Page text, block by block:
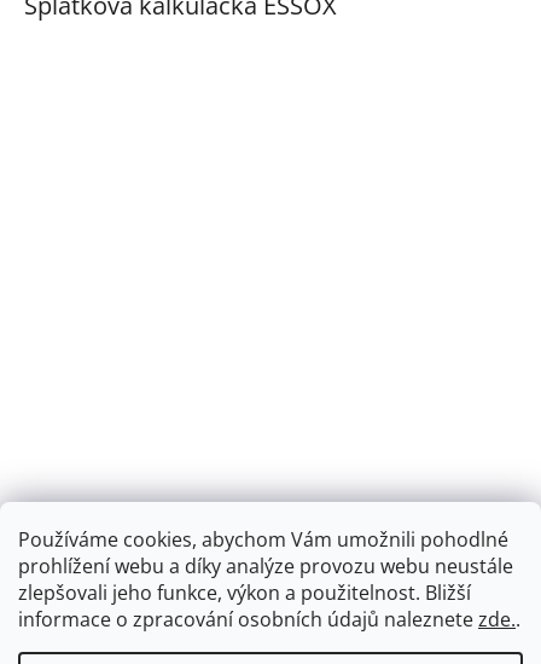
Používáme cookies, abychom Vám umožnili pohodlné
prohlížení webu a díky analýze provozu webu neustále
zlepšovali jeho funkce, výkon a použitelnost. Bližší
informace o zpracování osobních údajů naleznetezde..